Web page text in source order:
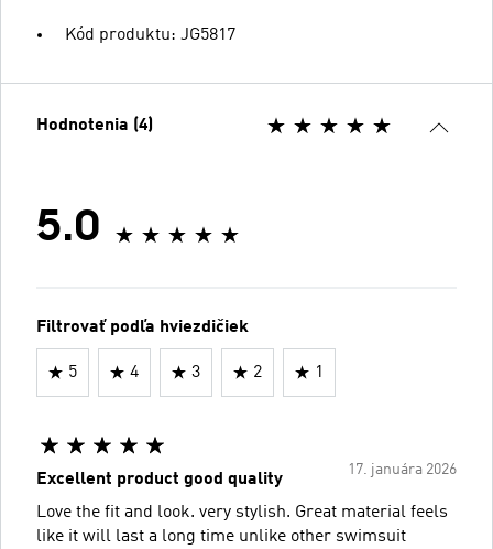
Kód produktu: JG5817
Hodnotenia (4)
5.0
Filtrovať podľa hviezdičiek
5 4 3 2 1
17. januára 2026
Excellent product good quality
Love the fit and look. very stylish. Great material feels
like it will last a long time unlike other swimsuit